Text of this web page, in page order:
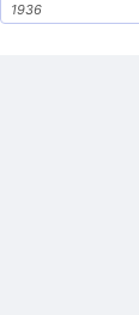
1936